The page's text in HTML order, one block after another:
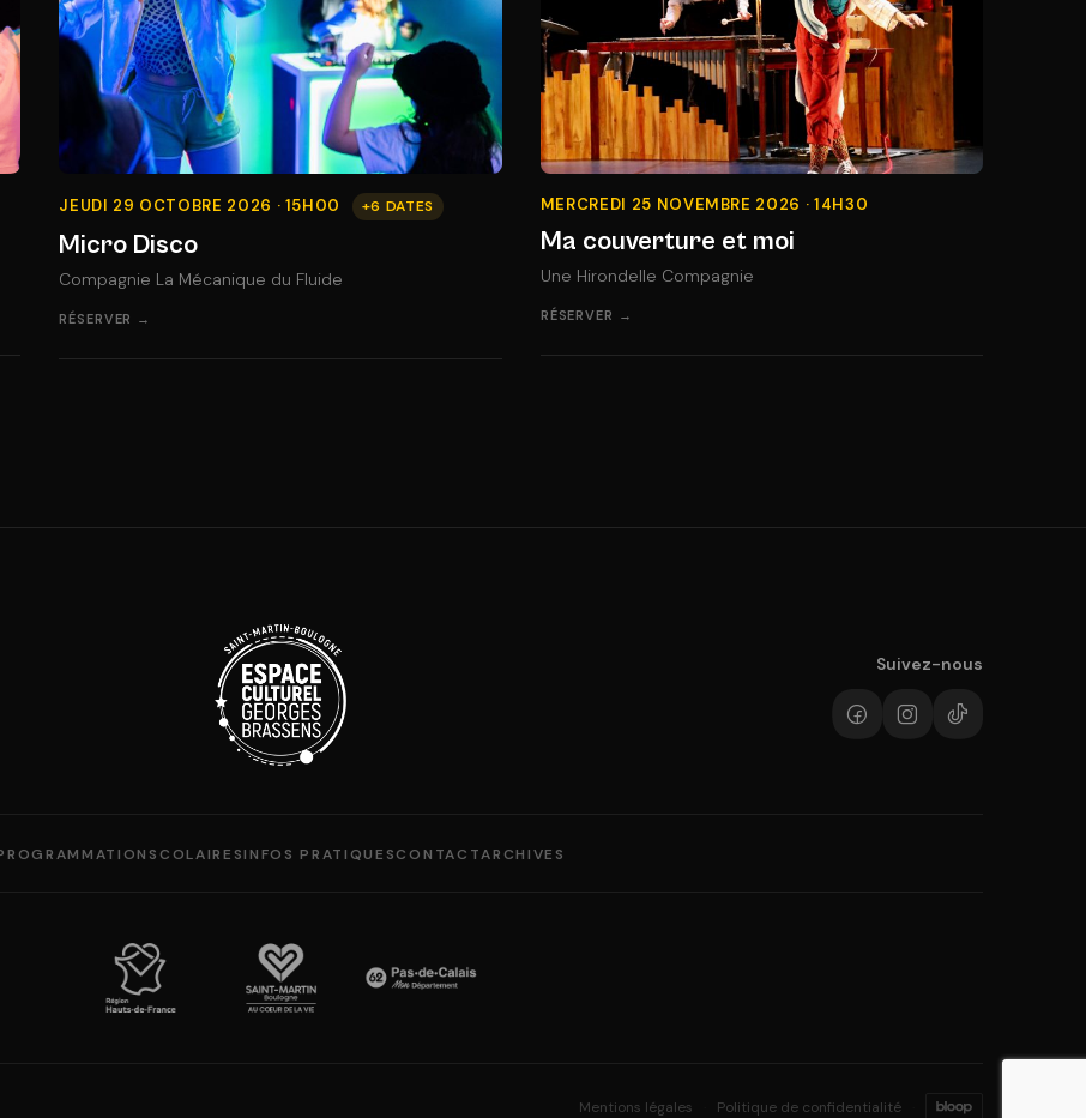
JEUDI 29 OCTOBRE 2026 · 15H00 +6 DATES
Micro Disco
Compagnie La Mécanique du Fluide
RÉSERVER →
MERCREDI 25 NOVEMBRE 2026 · 14H30
Ma couverture et moi
Une Hirondelle Compagnie
RÉSERVER →
Suivez-nous
SCOLAIRESINFOS PRATIQUESCONTACTARCHIVES
Mentions légales Politique de confidentialité